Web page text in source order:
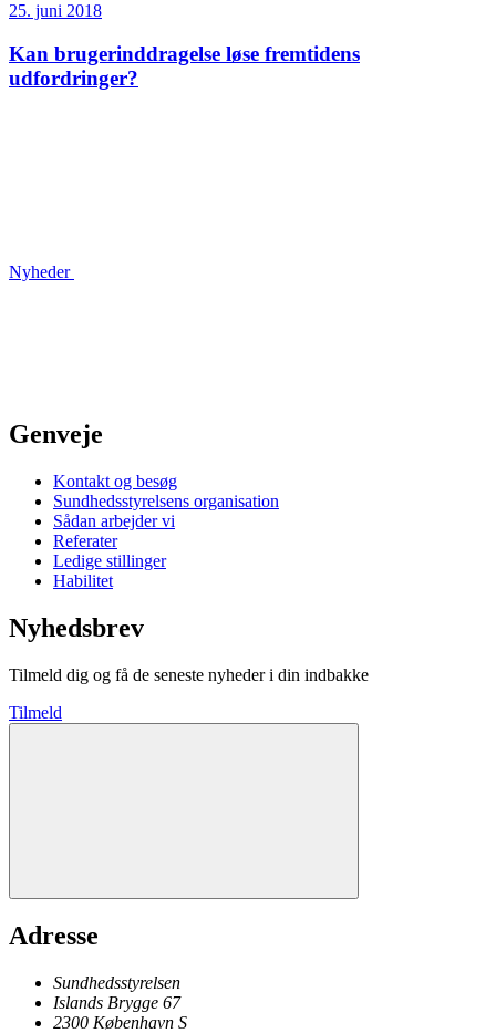
25. juni 2018
Kan brugerinddragelse løse fremtidens
udfordringer?
Nyheder
Genveje
Kontakt og besøg
Sundhedsstyrelsens organisation
Sådan arbejder vi
Referater
Ledige stillinger
Habilitet
Nyhedsbrev
Tilmeld dig og få de seneste nyheder i din indbakke
Tilmeld
Adresse
Sundhedsstyrelsen
Islands Brygge 67
2300 København S